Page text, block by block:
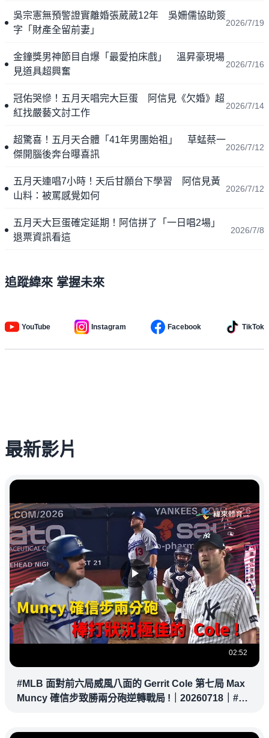
吳宗憲無預警證實離婚張葳葳12年 吳姍儒協助簽
字「財產全留前妻」
2026/7/19
金鐘獎男神節目自爆「最愛拍床戲」 溫昇豪現場
見道具超興奮
2026/7/16
冠佑哭慘！五月天唱完大巨蛋 阿信見《欠婚》超
紅找嚴藝文討工作
2026/7/14
超驚喜！五月天合體「41年男團始祖」 草蜢蔡一
傑開腦後奔台曝喜訊
2026/7/12
五月天連唱7小時！天后甘願台下學習 阿信見黃
山料：被罵感覺如何
2026/7/12
五月天大巨蛋確定延期！阿信拼了「一日唱2場」
退票資訊看這
2026/7/8
追蹤緯來 掌握未來
YouTube Instagram Facebook TikTok
最新影片
02:52
#MLB 面對前六局威風八面的 Gerrit Cole 第七局 Max
Muncy 確信步致勝兩分砲逆轉戰局 !｜20260718｜#洛